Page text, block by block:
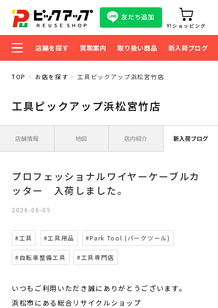
友だち追加
Y!ショッピング
店舗を探す 買取案内 取り扱い商品 新入荷ブログ
TOP お店を探す 工具ピックアップ浜松宮竹店
工具ピックアップ浜松宮竹店
店舗情報 地図 店内紹介 新入荷ブログ
プロフェッショナルワイヤーケーブルカ
ッター 入荷しました。
2026-06-05
#工具 #工具用品 #Park Tool (パークツール)
#自転車整備工具 #工具専門店
いつもご利用いただき誠にありがとうございます。
浜松市にある総合リサイクルショップ